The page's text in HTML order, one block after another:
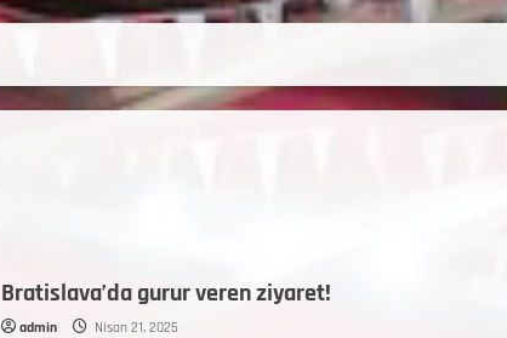
Bratislava’da gurur veren ziyaret!
admin Nisan 21, 2025